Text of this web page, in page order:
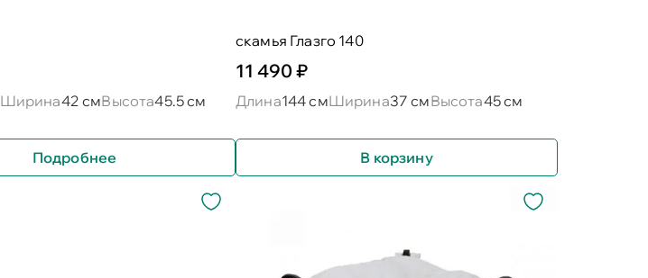
Ширина42 смВысота45.5 см
Подробнее
скамья Глазго 140
11 490 ₽
Длина144 смШирина37 смВысота45 см
В корзину